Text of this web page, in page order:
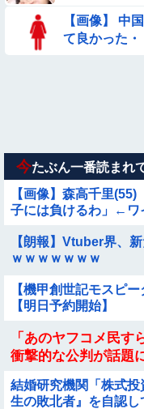
【朗報】メンヘラ女の
ｗｗｗｗ
するｗｗｗｗｗｗｗ
【画像】 中
て良かった・
今たぶん一番読まれ
【画像】森高千里
子には負けるわ」←ワ
【朗報】Vtuber界、
ｗｗｗｗｗｗｗ
【機甲創世記モスピ
【明日予約開始】
「あのヤフコメ民
衝撃的な公判が話題
結婚研究機関「株式
生の敗北者』を自認